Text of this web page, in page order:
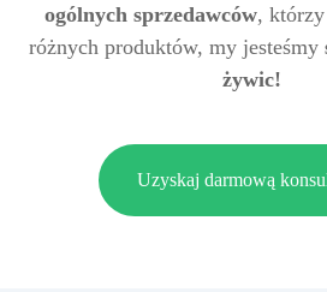
ogólnych sprzedawców,
różnych produktów, my jesteśmy
żywic!
Uzyskaj darmową